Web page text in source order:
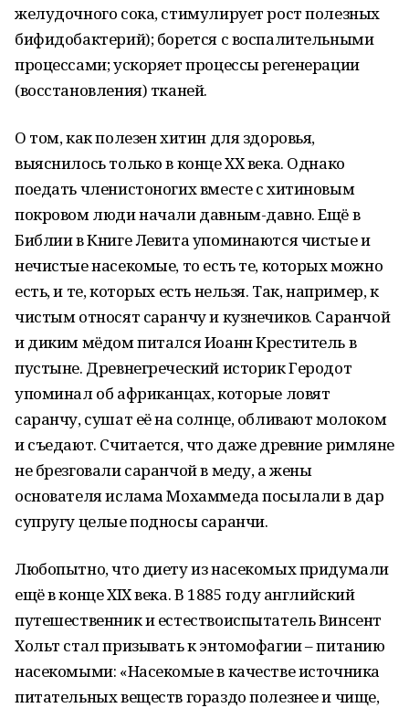
желудочного сока, стимулирует рост полезных
бифидобактерий); борется с воспалительными
процессами; ускоряет процессы регенерации
(восстановления) тканей.
О том, как полезен хитин для здоровья,
выяснилось только в конце XX века. Однако
поедать членистоногих вместе с хитиновым
покровом люди начали давным-давно. Ещё в
Библии в Книге Левита упоминаются чистые и
нечистые насекомые, то есть те, которых можно
есть, и те, которых есть нельзя. Так, например, к
чистым относят саранчу и кузнечиков. Саранчой
и диким мёдом питался Иоанн Креститель в
пустыне. Древнегреческий историк Геродот
упоминал об африканцах, которые ловят
саранчу, сушат её на солнце, обливают молоком
и съедают. Считается, что даже древние римляне
не брезговали саранчой в меду, а жены
основателя ислама Мохаммеда посылали в дар
супругу целые подносы саранчи.
Любопытно, что диету из насекомых придумали
ещё в конце XIX века. В 1885 году английский
путешественник и естествоиспытатель Винсент
Хольт стал призывать к энтомофагии – питанию
насекомыми: «Насекомые в качестве источника
питательных веществ гораздо полезнее и чище,